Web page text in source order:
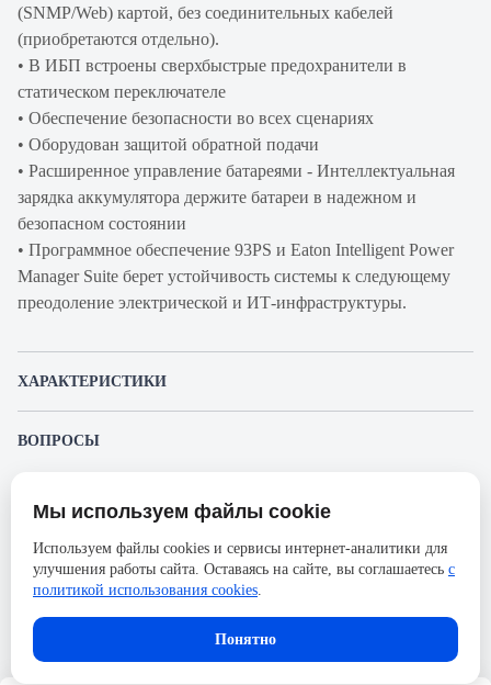
(SNMP/Web) картой, без соединительных кабелей
(приобретаются отдельно).
• В ИБП встроены сверхбыстрые предохранители в
статическом переключателе
• Обеспечение безопасности во всех сценариях
• Оборудован защитой обратной подачи
• Расширенное управление батареями - Интеллектуальная
зарядка аккумулятора держите батареи в надежном и
безопасном состоянии
• Программное обеспечение 93PS и Eaton Intelligent Power
Manager Suite берет устойчивость системы к следующему
преодоление электрической и ИТ-инфраструктуры.
ХАРАКТЕРИСТИКИ
Производитель
Серия
93PS
Ширина, мм
Высота, мм
1750
Количество фаз
3Ф
ВОПРОСЫ
Пожалуйста, авторизуйтесь, чтобы иметь
возможность оставлять вопросы.
Представленные изображения и характеристики могут отличаться от реального
без предварительного уведомления. Компания АйДистрибьют не несёт
ответственности в случае не соответствия текущей модели товаров фотографиям,
размещённым в карточке товара.
Мы используем файлы cookie
Используем файлы cookies и сервисы интернет-аналитики для
улучшения работы сайта. Оставаясь на сайте, вы соглашаетесь с
политикой использования cookies.
Понятно